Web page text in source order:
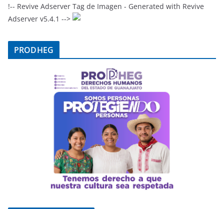
o
k
p
!-- Revive Adserver Tag de Imagen - Generated with Revive
Adserver v5.4.1 -->
PRODHEG